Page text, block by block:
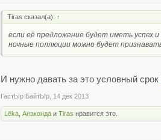
Tiras сказал(а): ↑
если её предложение будет иметь успех
ночные поллюции можно будет
И нужно давать за это условный срок
ГастЫр БайтЫр 14 дек 2013
Lёka ,Анаконда иTiras нравится это.